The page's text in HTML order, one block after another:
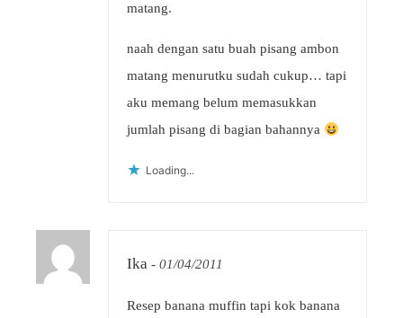
matang.
naah dengan satu buah pisang ambon
matang menurutku sudah cukup… tapi
aku memang belum memasukkan
jumlah pisang di bagian bahannya
Loading...
Ika - 01/04/2011
Resep banana muffin tapi kok banana